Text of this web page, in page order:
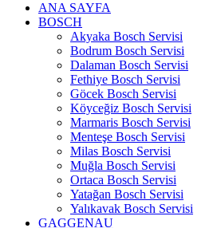
ANA SAYFA
BOSCH
Akyaka Bosch Servisi
Bodrum Bosch Servisi
Dalaman Bosch Servisi
Fethiye Bosch Servisi
Göcek Bosch Servisi
Köyceğiz Bosch Servisi
Marmaris Bosch Servisi
Menteşe Bosch Servisi
Milas Bosch Servisi
Muğla Bosch Servisi
Ortaca Bosch Servisi
Yatağan Bosch Servisi
Yalıkavak Bosch Servisi
GAGGENAU